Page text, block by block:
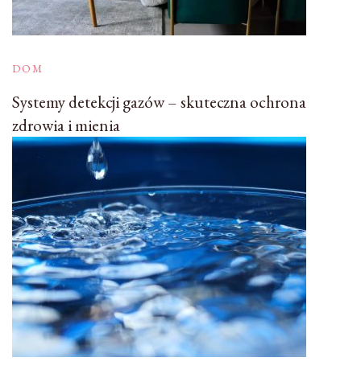
DOM
Systemy detekcji gazów – skuteczna ochrona
zdrowia i mienia